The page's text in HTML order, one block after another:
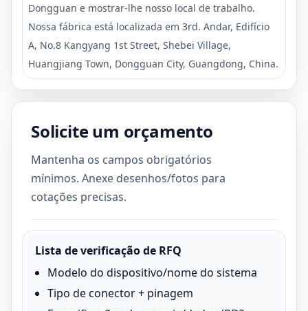
Dongguan e mostrar-lhe nosso local de trabalho.
Nossa fábrica está localizada em 3rd. Andar, Edifício
A, No.8 Kangyang 1st Street, Shebei Village,
Huangjiang Town, Dongguan City, Guangdong, China.
Solicite um orçamento
Mantenha os campos obrigatórios
mínimos. Anexe desenhos/fotos para
cotações precisas.
Lista de verificação de RFQ
Modelo do dispositivo/nome do sistema
Tipo de conector + pinagem